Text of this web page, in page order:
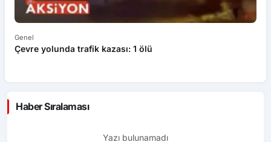
Genel
Çevre yolunda trafik kazası: 1 ölü
Haber Sıralaması
Yazı bulunamadı